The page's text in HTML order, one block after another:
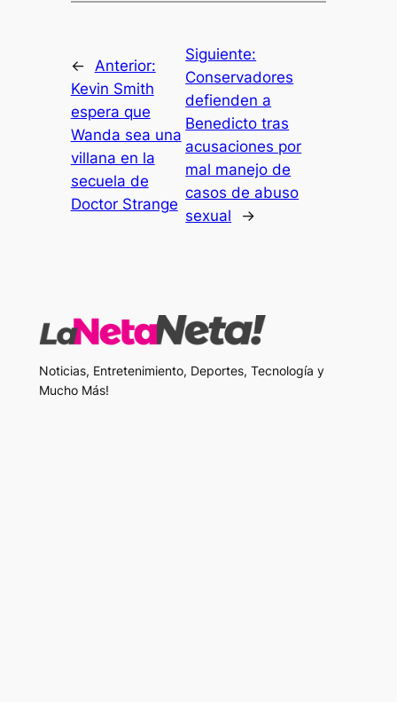
←
Anterior:
Kevin Smith
espera que
Wanda sea una
villana en la
secuela de
Doctor Strange
Siguiente:
Conservadores
defienden a
Benedicto tras
acusaciones por
mal manejo de
casos de abuso
sexual
→
Noticias, Entretenimiento, Deportes, Tecnología y
Mucho Más!